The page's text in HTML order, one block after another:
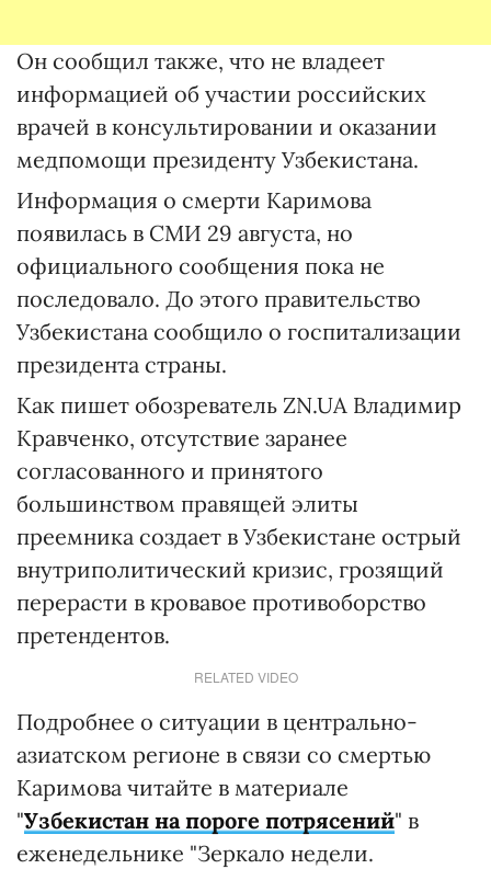
Он сообщил также, что не владеет
информацией об участии российских
врачей в консультировании и оказании
медпомощи президенту Узбекистана.
Информация о смерти Каримова
появилась в СМИ 29 августа, но
официального сообщения пока не
последовало. До этого правительство
Узбекистана сообщило о госпитализации
президента страны.
Как пишет обозреватель ZN.UA Владимир
Кравченко, отсутствие заранее
согласованного и принятого
большинством правящей элиты
преемника создает в Узбекистане острый
внутриполитический кризис, грозящий
перерасти в кровавое противоборство
претендентов.
RELATED VIDEO
Подробнее о ситуации в центрально-
азиатском регионе в связи со смертью
Каримова читайте в материале
"Узбекистан на пороге потрясений" в
еженедельнике "Зеркало недели.